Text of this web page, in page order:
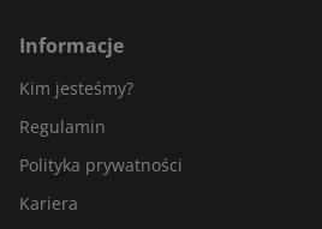
Informacje
Kim jesteśmy?
Regulamin
Polityka prywatności
Kariera